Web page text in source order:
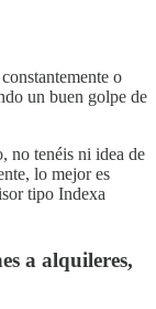
o
un buen golpe de
no tenéis ni idea de
lo mejor es
tipo Indexa
a alquileres,